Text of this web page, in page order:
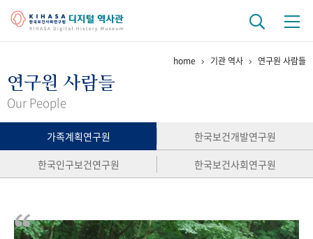
걸어온 길 기관 변천사
연구 역사
정책과 연구 키워드로 보는 연구 역사
연구자들
간행물 변천사
기록물 아카이브
home 기관 역사 연구원 사람들
연구원 사람들
Our People
가족계획연구원
한국보건개발연구원
한국인구보건연구원
한국보건사회연구원